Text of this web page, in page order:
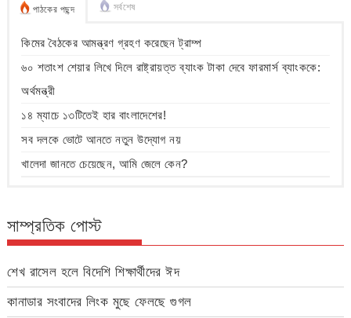
পাঠকের পছন্দ সর্বশেষ
কিমের বৈঠকের আমন্ত্রণ গ্রহণ করেছেন ট্রাম্প
৬০ শতাংশ শেয়ার লিখে দিলে রাষ্ট্রায়ত্ত ব্যাংক টাকা দেবে ফারমার্স ব্যাংককে:
অর্থমন্ত্রী
১৪ ম্যাচে ১৩টিতেই হার বাংলাদেশের!
সব দলকে ভোটে আনতে নতুন উদ্যোগ নয়
খালেদা জানতে চেয়েছেন, আমি জেলে কেন?
সাম্প্রতিক পোস্ট
শেখ রাসেল হলে বিদেশি শিক্ষার্থীদের ঈদ
কানাডার সংবাদের লিংক মুছে ফেলছে গুগল